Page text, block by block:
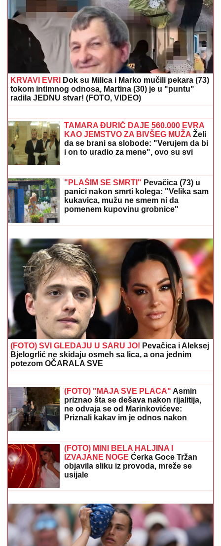
KRVAVI EVRI
Dok su Milica i Marko mučili pekara (73)
tokom intimnog odnosa, Martina (30) je u "puntu"
radila JEDNU stvar! (FOTO, VIDEO)
ESTETSKU OPERACIJUPokazala lice
bez trunke šminke: "Šta da operišem?
Takva sam kakva sam!"
da se brani sa slobode: "Verujem da bi
i on to uradio za mene", ovo su svi
detalji
(FOTO) AUTO ZGUŽVAN KAO LIMENKA, TOČAK
ODLETEO! Prve slike užasa kod Jasenovika:
Dramatični prizori sa lica mesta, sumnja se da ima
povređenih
"PLAŠIM SE SMRTI" Pevačica (73) u
panici nakon smrti kolega: "Velika sam
kukavica, mužu ne smem ni da
"Kosjerina mi nije dala da radim!"
Voditeljka RTS javno raskrinkala
koleginicu